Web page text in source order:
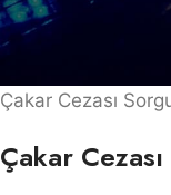
Çakar Cezası
Çakar